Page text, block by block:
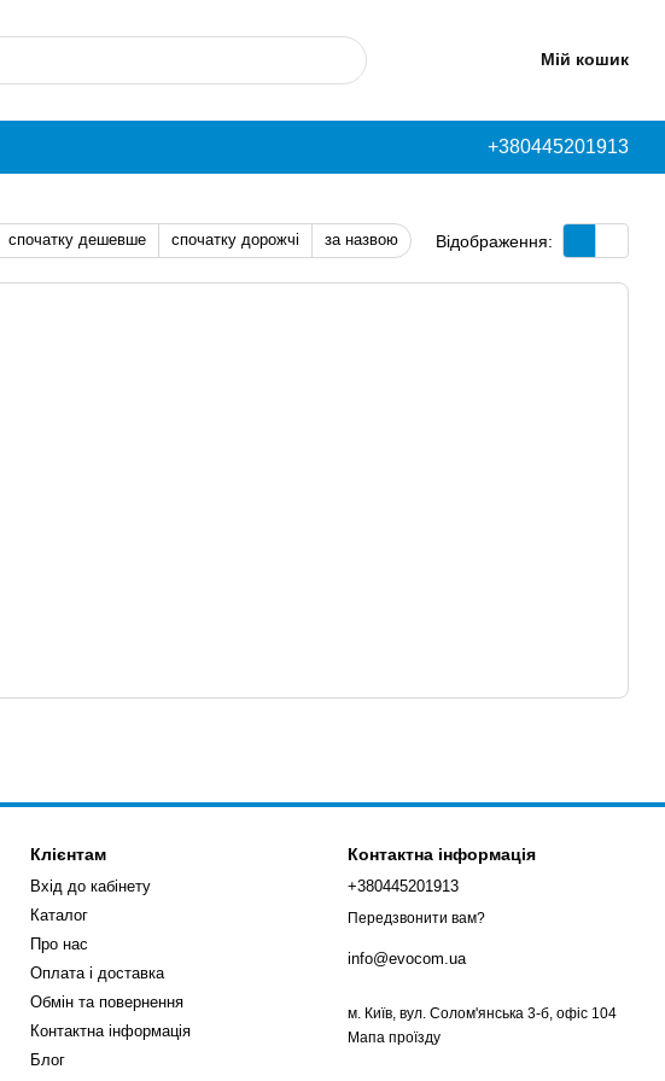
Мій кошик
+380445201913
спочатку дешевше спочатку дорожчі за назвою Відображення:
Клієнтам
Вхід до кабінету
Каталог
Про нас
Оплата і доставка
Обмін та повернення
Контактна інформація
Блог
Контактна інформація
+380445201913
Передзвонити вам?
info@evocom.ua
м. Київ, вул. Солом'янська 3-б, офіс 104
Мапа проїзду